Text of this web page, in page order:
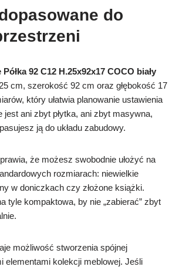
do
92 C12 H.25x92x17 COCO biały
cm, szerokość 92 cm oraz głębokość 17
który ułatwia planowanie ustawienia
jest ani zbyt płytka, ani zbyt masywna,
ją do układu zabudowy.
że możesz swobodnie ułożyć na
rozmiarach: niewielkie
w doniczkach czy złożone książki.
tyle kompaktowa, by nie „zabierać” zbyt
możliwość stworzenia spójnej
elementami kolekcji meblowej. Jeśli